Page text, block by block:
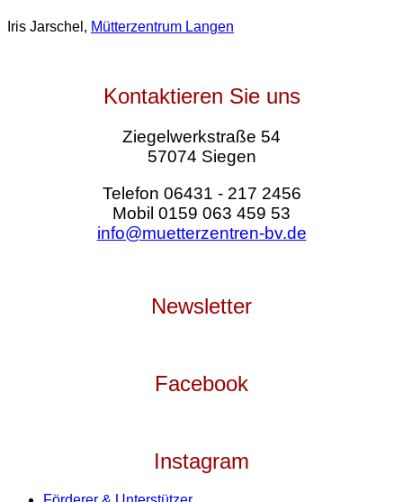
Iris Jarschel, Mütterzentrum Langen
Kontaktieren Sie uns
Ziegelwerkstraße 54
57074 Siegen
Telefon 06431 - 217 2456
Mobil 0159 063 459 53
info@muetterzentren-bv.de
Newsletter
Facebook
Instagram